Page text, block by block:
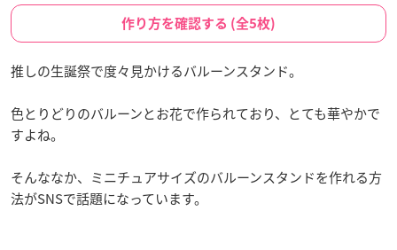
作り方を確認する (全5枚)
推しの生誕祭で度々見かけるバルーンスタンド。
色とりどりのバルーンとお花で作られており、とても華やかで
すよね。
そんななか、ミニチュアサイズのバルーンスタンドを作れる方
法がSNSで話題になっています。